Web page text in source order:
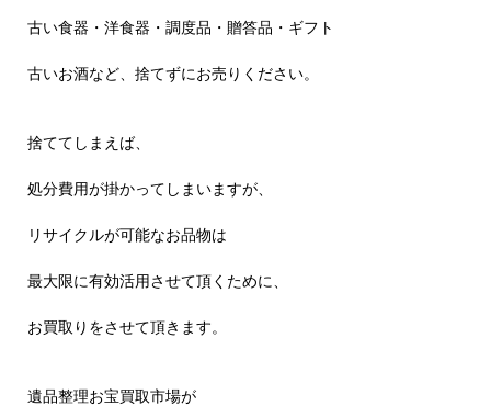
古い食器・洋食器・調度品・贈答品・ギフト
古いお酒など、捨てずにお売りください。
捨ててしまえば、
処分費用が掛かってしまいますが、
リサイクルが可能なお品物は
最大限に有効活用させて頂くために、
お買取りをさせて頂きます。
遺品整理お宝買取市場が